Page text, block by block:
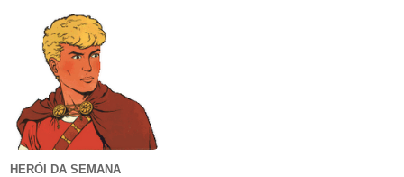
HERÓI DA SEMANA